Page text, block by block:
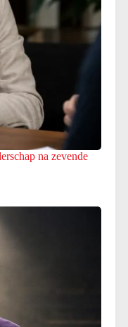
na zevende